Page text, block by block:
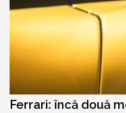
Ferrari: încă două